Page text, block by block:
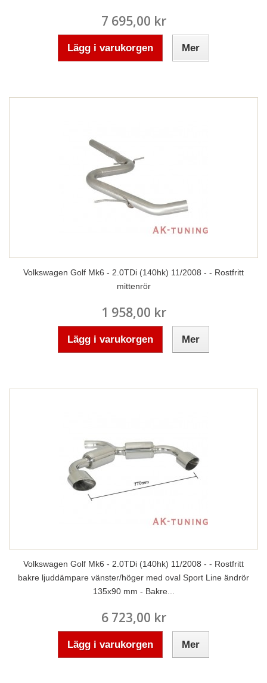
7 695,00 kr
Lägg i varukorgen Mer
Volkswagen Golf Mk6 - 2.0TDi (140hk) 11/2008 - - Rostfritt
mittenrör
1 958,00 kr
Lägg i varukorgen Mer
Volkswagen Golf Mk6 - 2.0TDi (140hk) 11/2008 - - Rostfritt
bakre ljuddämpare vänster/höger med oval Sport Line ändrör
135x90 mm - Bakre...
6 723,00 kr
Lägg i varukorgen Mer